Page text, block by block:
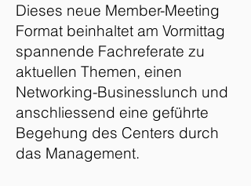
Dieses neue Member-Meeting
Format beinhaltet am Vormittag
spannende Fachreferate zu
aktuellen Themen, einen
Networking-Businesslunch und
anschliessend eine geführte
Begehung des Centers durch
das Management.